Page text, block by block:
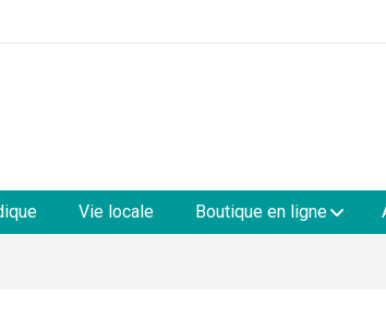
Vie locale Boutique en ligne